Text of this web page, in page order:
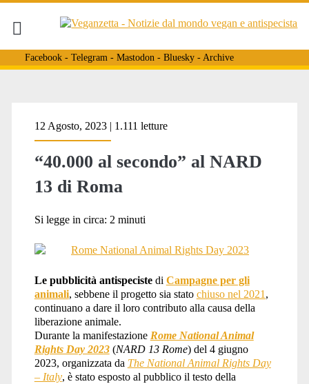
Facebook- Telegram- Mastodon- Bluesky- Archive
Tag:
<span>Giornata
mondiale
contro
12 Agosto, 2023 | 1.111 letture
“40.000 al secondo” al NARD
13 di Roma
Si legge in circa: 2 minuti
Le pubblicità antispecistedi Campagne per gli
animali, sebbene il progetto sia stato chiuso nel 2021 ,
continuano a dare il loro contributo alla causa della
liberazione animale.
Durante la manifestazione Rome National Animal
Rights Day 2023(NARD 13 Rome) del 4 giugno
2023, organizzata da The National Animal Rights Day
– Italy, è stato esposto al pubblico il testo della